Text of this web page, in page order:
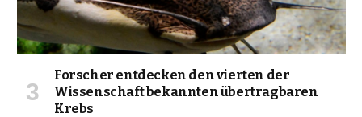
Forscher entdecken den vierten der
Wissenschaft bekannten übertragbaren
Krebs